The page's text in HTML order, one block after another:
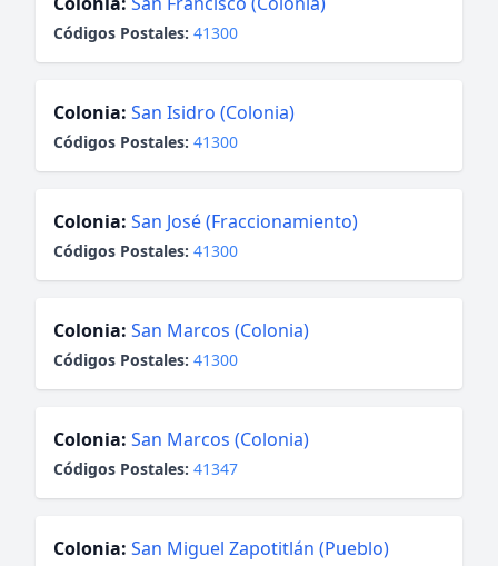
Códigos Postales: 41300
Colonia: San Isidro (Colonia)
Códigos Postales: 41300
Colonia: San José (Fraccionamiento)
Códigos Postales: 41300
Colonia: San Marcos (Colonia)
Códigos Postales: 41300
Colonia: San Marcos (Colonia)
Códigos Postales: 41347
Colonia: San Miguel Zapotitlán (Pueblo)